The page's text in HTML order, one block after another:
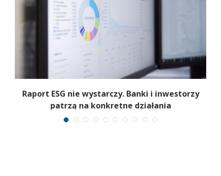
Raport ESG nie wystarczy. Banki i inwestorzy
patrzą na konkretne działania